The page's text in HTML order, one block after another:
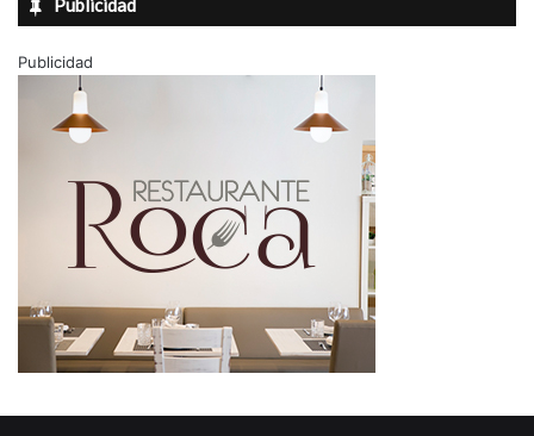
Publicidad
Publicidad